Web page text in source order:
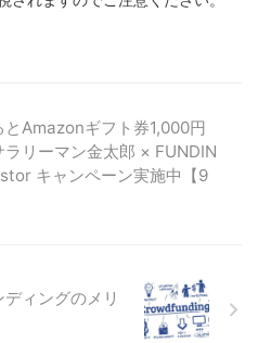
とAmazonギフト券1,000円
ラリーマン金太郎 × FUNDIN
キャンペーン実施中【9
ィングのメリ